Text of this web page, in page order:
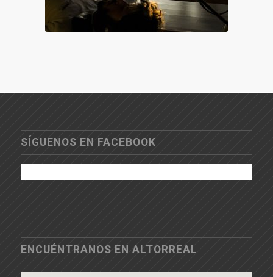
SÍGUENOS EN FACEBOOK
ENCUÉNTRANOS EN ALTORREAL